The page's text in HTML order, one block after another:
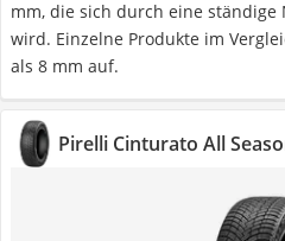
mm, die sich durch eine
wird. Einzelne Produkte im
als 8 mm auf.
Pirelli Cinturato All